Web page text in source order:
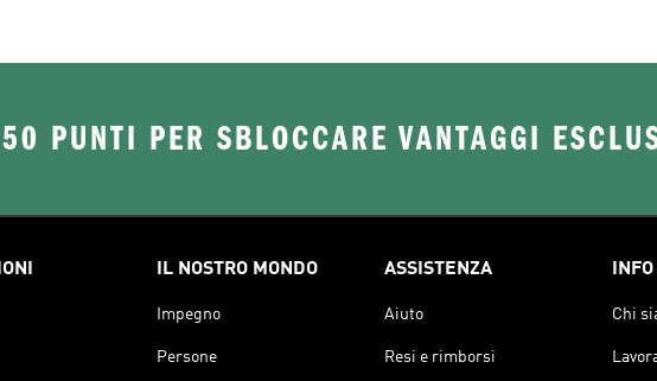
PUNTI PER SBLOCCARE VANTAGGI
IL NOSTRO MONDO
Impegno
Persone
ASSISTENZA
Aiuto
Resi e rimborsi
Chi